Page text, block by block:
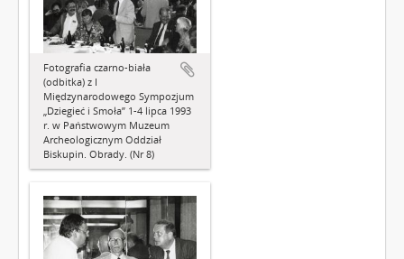
Fotografia czarno-biała
(odbitka) z I
Międzynarodowego Sympozjum
„Dziegieć i Smoła” 1-4 lipca 1993
r. w Państwowym Muzeum
Archeologicznym Oddział
Biskupin. Obrady. (Nr 8)